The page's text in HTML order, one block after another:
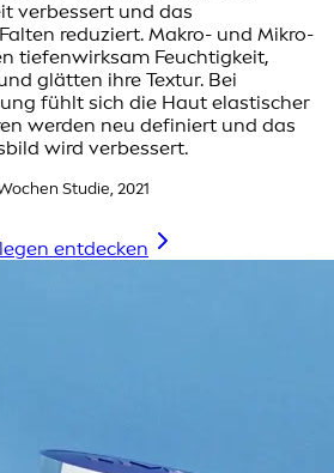
verbessert und das
reduziert. Makro- und Mikro-
tiefenwirksam Feuchtigkeit,
glätten ihre Textur. Bei
fühlt sich die Haut elastischer
werden neu definiert und das
wird verbessert.
Studie, 2021
entdecken